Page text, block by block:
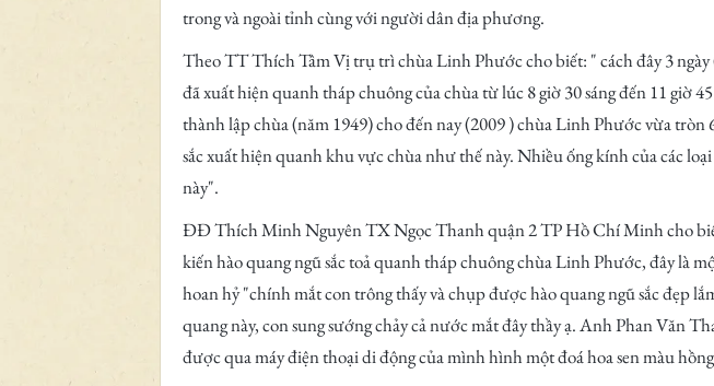
trong và ngoài tỉnh cùng với người dân địa phương.
Theo TT Thích Tâm Vị trụ trì chùa Linh Phước cho biết: " cách đây 3
đã xuất hiện quanh tháp chuông của chùa từ lúc 8 giờ 30 sáng đến 11
thành lập chùa (năm 1949) cho đến nay (2009 ) chùa Linh Phước vừa
sắc xuất hiện quanh khu vực chùa như thế này. Nhiều ống kính của các
này".
ĐĐ Thích Minh Nguyên TX Ngọc Thanh quận 2 TP Hồ Chí Minh cho
kiến hào quang ngũ sắc toả quanh tháp chuông chùa Linh Phước, đây
hoan hỷ "chính mắt con trông thấy và chụp được hào quang ngũ sắc đẹp
quang này, con sung sướng chảy cả nước mắt đây thầy ạ. Anh Phan Văn
được qua máy điện thoại di động của mình hình một đoá hoa sen màu